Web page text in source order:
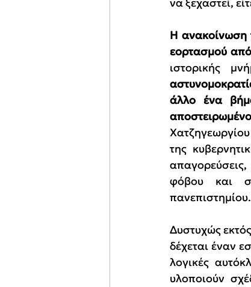
Η ανακοίνωση
εορτασμού
ιστορικής
άλλο ένα
της
φόβου και
πανεπιστημίου.
Δυστυχώς
δέχεται έναν
λογικές
υλοποιούν